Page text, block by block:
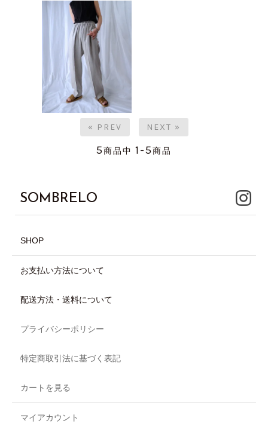
« PREV NEXT »
5商品中 1-5商品
SOMBRELO
SHOP
お支払い方法について
配送方法・送料について
プライバシーポリシー
特定商取引法に基づく表記
カートを見る
マイアカウント